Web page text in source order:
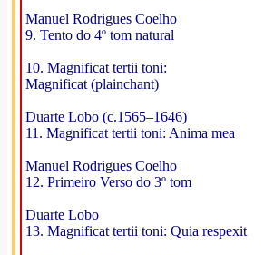
Manuel Rodrigues Coelho
9. Tento do 4º tom natural
10. Magnificat tertii toni:
Magnificat (plainchant)
Duarte Lobo (c.1565–1646)
11. Magnificat tertii toni: Anima mea
Manuel Rodrigues Coelho
12. Primeiro Verso do 3º tom
Duarte Lobo
13. Magnificat tertii toni: Quia respexit